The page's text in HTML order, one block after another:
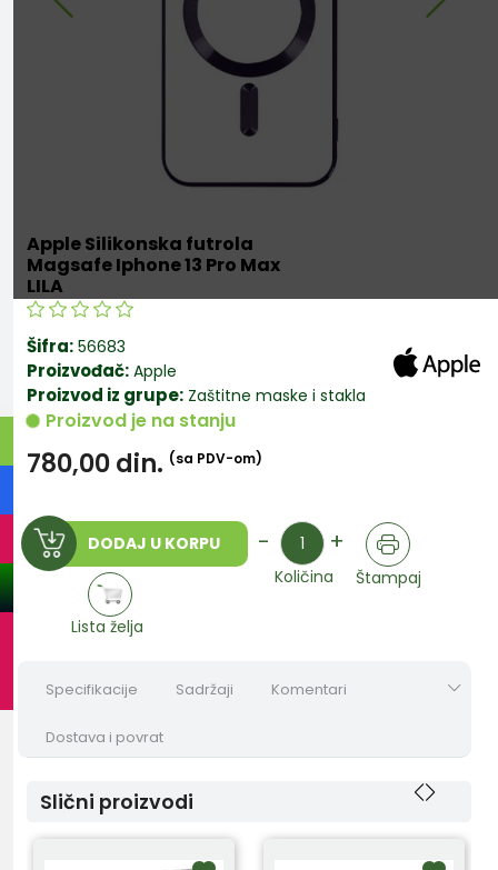
Apple Silikonska futrola
Magsafe Iphone 13 Pro Max
LILA
Šifra: 56683
Proizvođač: Apple
Proizvod iz grupe: Zaštitne maske i stakla
Proizvod je na stanju
780,00din. (sa PDV-om)
DODAJ U KORPU - Količina +
Količina Štampaj
Lista želja
Specifikacije Sadržaji Komentari
Dostava i povrat
Slični proizvodi